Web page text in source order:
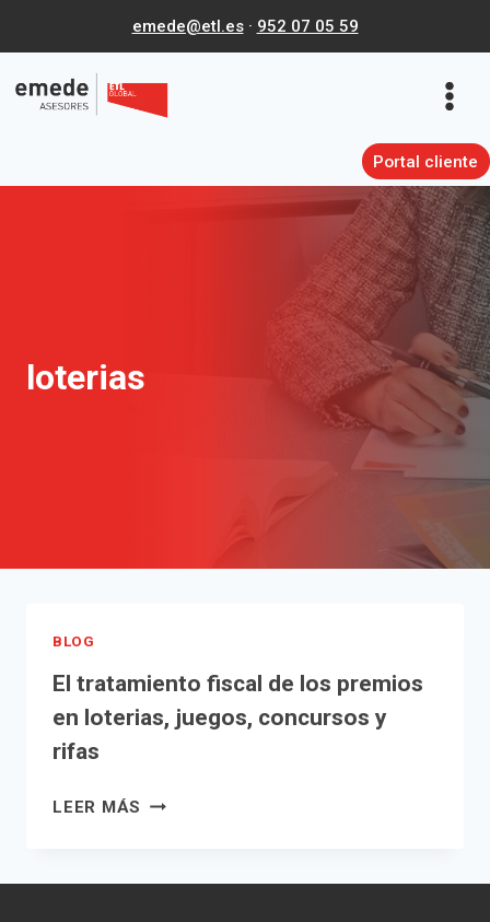
al
contenido
emede@etl.es· 952 07 05 59
Portal cliente
loterias
BLOG
El tratamiento fiscal de los premios
en loterias, juegos, concursos y
rifas
LEER MÁS EL
DE